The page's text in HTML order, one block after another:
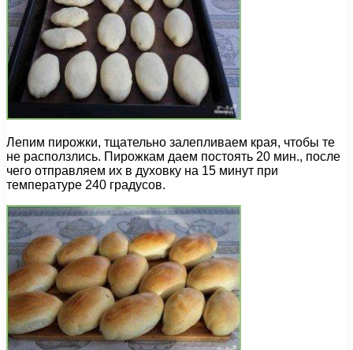
Лепим пирожки, тщательно залепливаем края, чтобы те
не расползлись. Пирожкам даем постоять 20 мин., после
чего отправляем их в духовку на 15 минут при
температуре 240 градусов.